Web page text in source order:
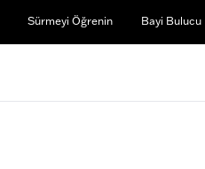
Sürmeyi Öğrenin Bayi Bulucu